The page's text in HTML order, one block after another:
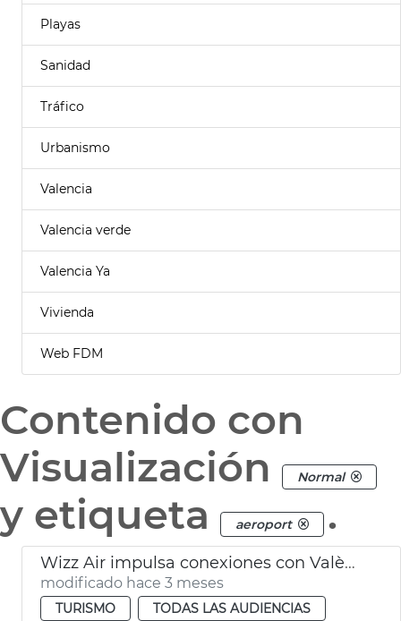
Playas
Sanidad
Tráfico
Urbanismo
Valencia
Valencia verde
Valencia Ya
Vivienda
Web FDM
Contenido con
Visualización
Normal
y etiqueta aeroport .
Wizz Air impulsa conexiones con València
modificado hace 3 meses
TURISMO
TODAS LAS AUDIENCIAS